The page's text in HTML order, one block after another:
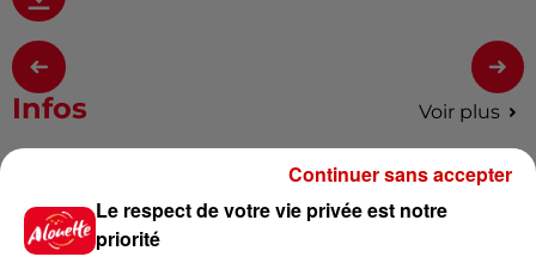
Infos Voir plus
Un homme décède après une
noyade dans le Finistère
Le respect de votre vie privée est notre
priorité
Continuer sans accepter